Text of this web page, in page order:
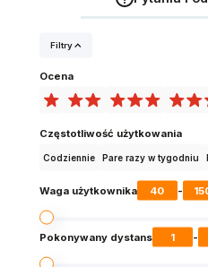
Filtry
Ocena
Częstotliwość użytkowania
Codziennie Pare razy w tygodniu
Waga użytkownika 40 -
Pokonywany dystans 1 -